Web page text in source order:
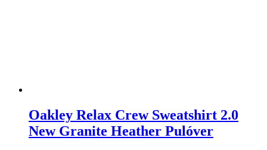
Oakley Relax Crew Sweatshirt 2.0
New Granite Heather Pulóver